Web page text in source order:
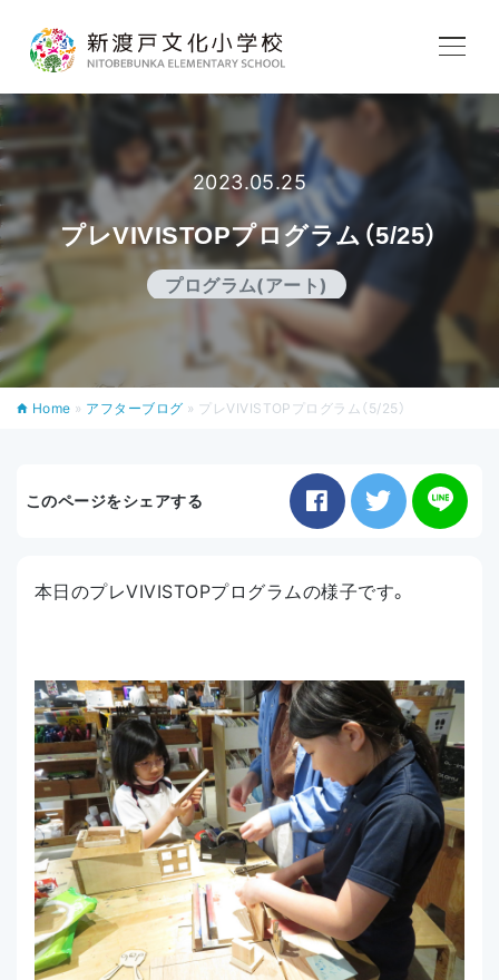
学校紹介
教育内容
学校生活
2023.05.25
プレVIVISTOPプログラム（5/25）
プログラム(アート)
Home » アフターブログ » プレVIVISTOPプログラム（5/25）
このページをシェアする
本日のプレVIVISTOPプログラムの様子です。